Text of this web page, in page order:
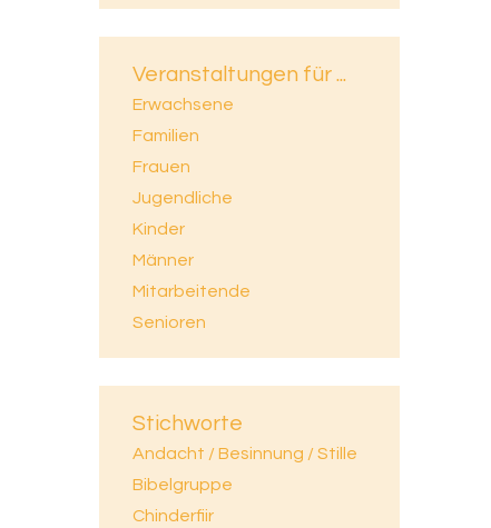
Veranstaltungen für ...
Erwachsene
Familien
Frauen
Jugendliche
Kinder
Männer
Mitarbeitende
Senioren
Stichworte
Andacht / Besinnung / Stille
Bibelgruppe
Chinderfiir